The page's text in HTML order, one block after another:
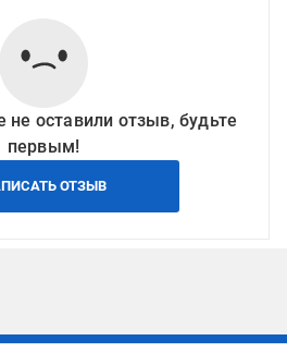
не оставили отзыв, будьте
первым!
ОТЗЫВ